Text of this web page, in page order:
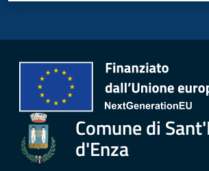
p
Tutti
Comune di
d'Enza